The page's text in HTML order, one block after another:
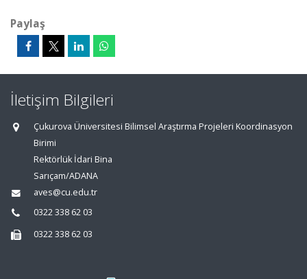
Paylaş
İletişim Bilgileri
Çukurova Üniversitesi Bilimsel Araştırma Projeleri Koordinasyon
Birimi
Rektörlük İdari Bina
Sarıçam/ADANA
aves@cu.edu.tr
0322 338 62 03
0322 338 62 03